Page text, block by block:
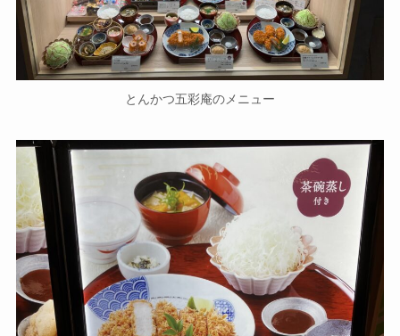
とんかつ五彩庵のメニュー